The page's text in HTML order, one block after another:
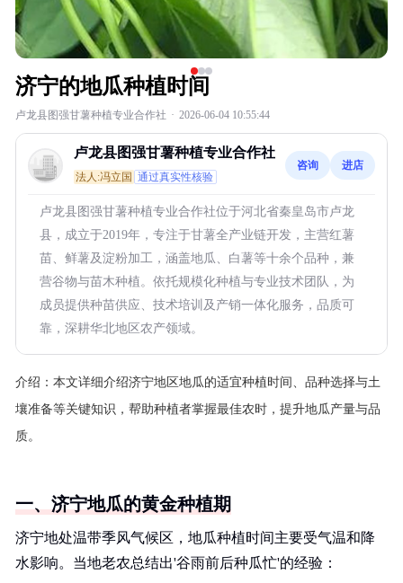
济宁的地瓜种植时间
卢龙县图强甘薯种植专业合作社 · 2026-06-04 10:55:44
卢龙县图强甘薯种植专业合作社
法人:冯立国 通过真实性核验
咨询 进店
卢龙县图强甘薯种植专业合作社位于河北省秦皇岛市卢龙
县，成立于2019年，专注于甘薯全产业链开发，主营红薯
苗、鲜薯及淀粉加工，涵盖地瓜、白薯等十余个品种，兼
营谷物与苗木种植。依托规模化种植与专业技术团队，为
成员提供种苗供应、技术培训及产销一体化服务，品质可
靠，深耕华北地区农产领域。
介绍： 本文详细介绍济宁地区地瓜的适宜种植时间、品种选择与土
壤准备等关键知识，帮助种植者掌握最佳农时，提升地瓜产量与品
质。
一、济宁地瓜的黄金种植期
济宁地处温带季风气候区，地瓜种植时间主要受气温和降
水影响。当地老农总结出'谷雨前后种瓜忙'的经验：